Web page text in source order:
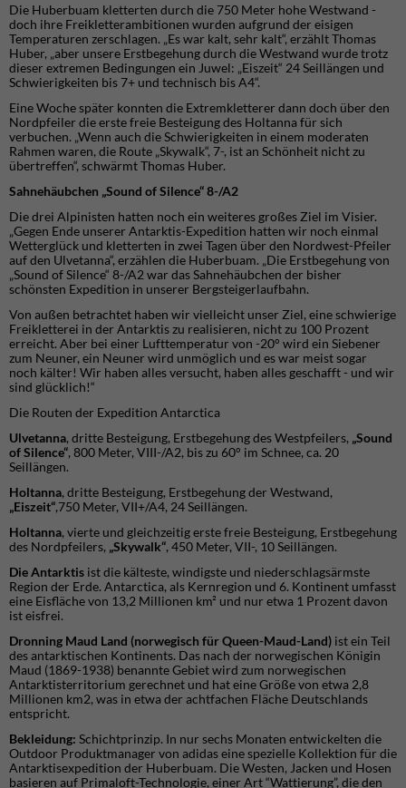
Die Huberbuam kletterten durch die 750 Meter hohe Westwand -
doch ihre Freikletterambitionen wurden aufgrund der eisigen
Temperaturen zerschlagen. „Es war kalt, sehr kalt“, erzählt Thomas
Huber, „aber unsere Erstbegehung durch die Westwand wurde trotz
dieser extremen Bedingungen ein Juwel: „Eiszeit“ 24 Seillängen und
Schwierigkeiten bis 7+ und technisch bis A4“.
Eine Woche später konnten die Extremkletterer dann doch über den
Nordpfeiler die erste freie Besteigung des Holtanna für sich
verbuchen. „Wenn auch die Schwierigkeiten in einem moderaten
Rahmen waren, die Route „Skywalk“, 7-, ist an Schönheit nicht zu
übertreffen“, schwärmt Thomas Huber.
Sahnehäubchen „Sound of Silence“ 8-/A2
Die drei Alpinisten hatten noch ein weiteres großes Ziel im Visier.
„Gegen Ende unserer Antarktis-Expedition hatten wir noch einmal
Wetterglück und kletterten in zwei Tagen über den Nordwest-Pfeiler
auf den Ulvetanna“, erzählen die Huberbuam. „Die Erstbegehung von
„Sound of Silence“ 8-/A2 war das Sahnehäubchen der bisher
schönsten Expedition in unserer Bergsteigerlaufbahn.
Von außen betrachtet haben wir vielleicht unser Ziel, eine schwierige
Freikletterei in der Antarktis zu realisieren, nicht zu 100 Prozent
erreicht. Aber bei einer Lufttemperatur von -20° wird ein Siebener
zum Neuner, ein Neuner wird unmöglich und es war meist sogar
noch kälter! Wir haben alles versucht, haben alles geschafft - und wir
sind glücklich!“
Die Routen der Expedition Antarctica
Ulvetanna, dritte Besteigung, Erstbegehung des Westpfeilers, „Sound
of Silence“, 800 Meter, VIII-/A2, bis zu 60° im Schnee, ca. 20
Seillängen.
Holtanna, dritte Besteigung, Erstbegehung der Westwand,
„Eiszeit“,750 Meter, VII+/A4, 24 Seillängen.
Holtanna, vierte und gleichzeitig erste freie Besteigung, Erstbegehung
des Nordpfeilers, „Skywalk“, 450 Meter, VII-, 10 Seillängen.
Die Antarktis ist die kälteste, windigste und niederschlagsärmste
Region der Erde. Antarctica, als Kernregion und 6. Kontinent umfasst
eine Eisfläche von 13,2 Millionen km² und nur etwa 1 Prozent davon
ist eisfrei.
Dronning Maud Land (norwegisch für Queen-Maud-Land) ist ein Teil
des antarktischen Kontinents. Das nach der norwegischen Königin
Maud (1869-1938) benannte Gebiet wird zum norwegischen
Antarktisterritorium gerechnet und hat eine Größe von etwa 2,8
Millionen km2, was in etwa der achtfachen Fläche Deutschlands
entspricht.
Bekleidung: Schichtprinzip. In nur sechs Monaten entwickelten die
Outdoor Produktmanager von adidas eine spezielle Kollektion für die
Antarktisexpedition der Huberbuam. Die Westen, Jacken und Hosen
basieren auf Primaloft-Technologie, einer Art “Wattierung”, die den